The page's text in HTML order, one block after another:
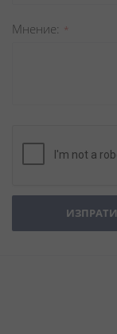
Мнение
ИЗПРАТИ